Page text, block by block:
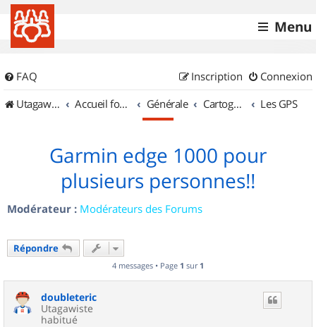
Menu
FAQ Connexion
Inscription
UtagawaVTT (Randos VTT et VTTAE avec traces GPS)
Accueil forum Générale Cartographie et GPS Les GPS
Garmin edge 1000 pour
plusieurs personnes!!
Modérateur : Modérateurs des Forums
Répondre
4 messages • Page 1 sur 1
doubleteric
Utagawiste
habitué